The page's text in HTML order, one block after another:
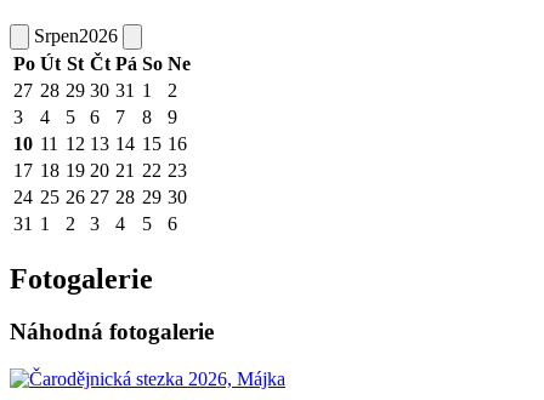
Srpen2026
Po Út St Čt Pá So Ne
27 28 29 30 31 1
2
3
4 5 6 7 8
9
10 11 12 13 14 15 16
17 18 19 20 21 22 23
24 25 26 27 28 29 30
31 1 2 3 4 5 6
Fotogalerie
Náhodná fotogalerie